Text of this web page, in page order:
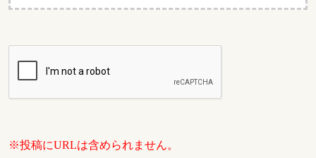
※投稿にURLは含められません。